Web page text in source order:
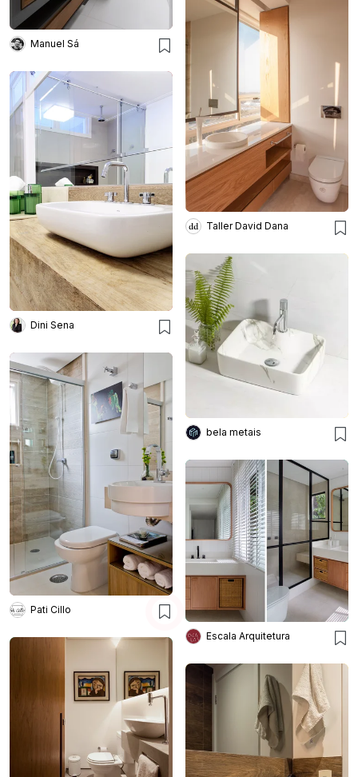
Manuel Sá
Taller David Dana
Dini Sena
bela metais
Pati Cillo
Escala Arquitetura